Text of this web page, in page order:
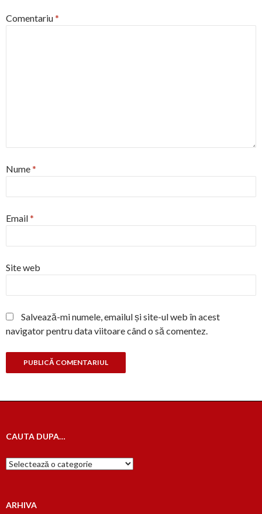
Comentariu*
Nume*
Email*
Site web
Salvează-mi numele, emailul și site-ul web în acest
navigator pentru data viitoare când o să comentez.
CAUTA DUPA…
Cauta
dupa…
ARHIVA